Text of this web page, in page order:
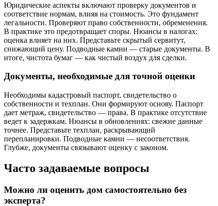
Юридические аспекты включают проверку документов и
соответствие нормам, влияя на стоимость. Это фундамент
легальности. Проверяют право собственности, обременения.
В практике это предотвращает споры. Нюансы в налогах:
оценка влияет на них. Представьте скрытый сервитут,
снижающий цену. Подводные камни — старые документы. В
итоге, чистота бумаг — как чистый воздух для сделки.
Документы, необходимые для точной оценки
Необходимы кадастровый паспорт, свидетельство о
собственности и техплан. Они формируют основу. Паспорт
дает метраж, свидетельство — права. В практике отсутствие
ведет к задержкам. Нюансы в обновлениях: свежие данные
точнее. Представьте техплан, раскрывающий
перепланировки. Подводные камни — несоответствия.
Глубже, документы связывают оценку с законом.
Часто задаваемые вопросы
Можно ли оценить дом самостоятельно без
эксперта?